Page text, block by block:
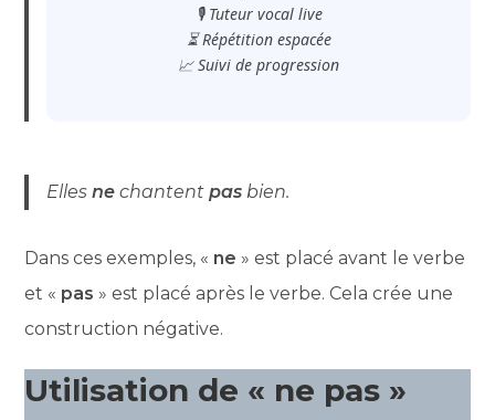
🎙️ Tuteur vocal live
⏳ Répétition espacée
📈 Suivi de progression
Ellesne chantentpas bien.
Dans ces exemples, « ne » est placé avant le verbe
et « pas » est placé après le verbe. Cela crée une
construction négative.
Utilisation de « ne pas »